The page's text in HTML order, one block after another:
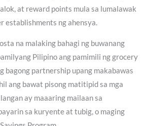
at reward points mula sa lumalawak
establishments ng ahensya.
na malaking bahagi ng buwanang
Pilipino ang pamimili ng grocery
bagong partnership upang makabawas
ang bawat pisong matitipid sa mga
ay maaaring mailaan sa
sa kuryente at tubig, o maging